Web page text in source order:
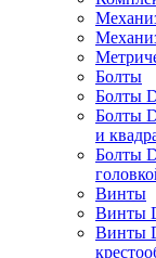
Болты
Болты
Болты
и
Болты
Винты
Винты
Винты